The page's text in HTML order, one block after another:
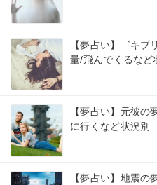
【夢占い】ゴキ
量/飛んでくるなど
【夢占い】元彼
に行くなど状況別
【夢占い】地震